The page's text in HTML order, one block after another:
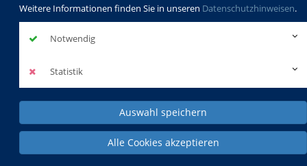
Weitere Informationen finden Sie in unseren Datenschutzhinweisen.
Notwendig
Statistik
Auswahl speichern
Alle Cookies akzeptieren